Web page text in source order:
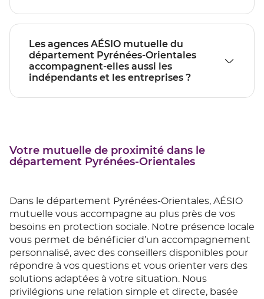
Les agences AÉSIO mutuelle du
département Pyrénées-Orientales
accompagnent-elles aussi les
indépendants et les entreprises ?
Votre mutuelle de proximité dans le
département Pyrénées-Orientales
Dans le département Pyrénées-Orientales, AÉSIO
mutuelle vous accompagne au plus près de vos
besoins en protection sociale. Notre présence locale
vous permet de bénéficier d’un accompagnement
personnalisé, avec des conseillers disponibles pour
répondre à vos questions et vous orienter vers des
solutions adaptées à votre situation. Nous
privilégions une relation simple et directe, basée